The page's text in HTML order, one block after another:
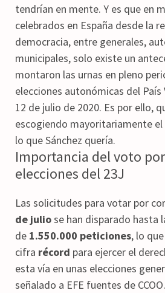
tendrían en mente. Y es que en
celebrados en España desde la
democracia, entre generales,
municipales, solo existe un
montaron las urnas en pleno
elecciones autonómicas del País
12 de julio de 2020. Es por ello,
escogiendo mayoritariamente
lo que Sánchez quería.
Importancia del voto
elecciones del 23J
Las solicitudes para votar por
de juliose han disparado hasta
de 1.550.000 peticiones, lo
cifra récord para ejercer el
esta vía en unas elecciones
señalado a EFE fuentes de CCOO.